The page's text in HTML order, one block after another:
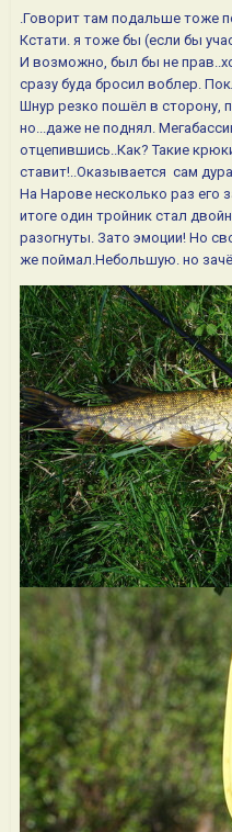
.Говорит там подальше тоже
Кстати. я тоже бы (если бы
И возможно, был бы не
сразу буда бросил воблер.
Шнур резко пошёл в сторону,
но...даже не поднял.
отцепившись..Как? Такие
ставит!..Оказывается сам
На Нарове несколько раз его
итоге один тройник стал
разогнуты. Зато эмоции! Но
же поймал.Небольшую. но